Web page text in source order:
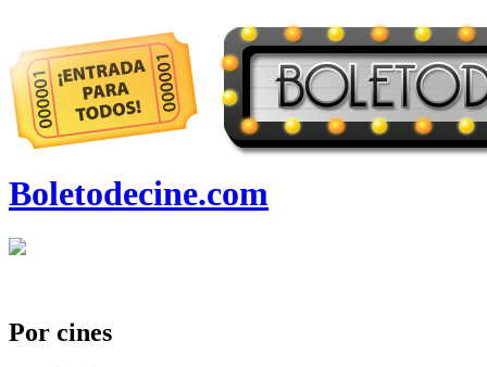
Boletodecine.com
Por cines